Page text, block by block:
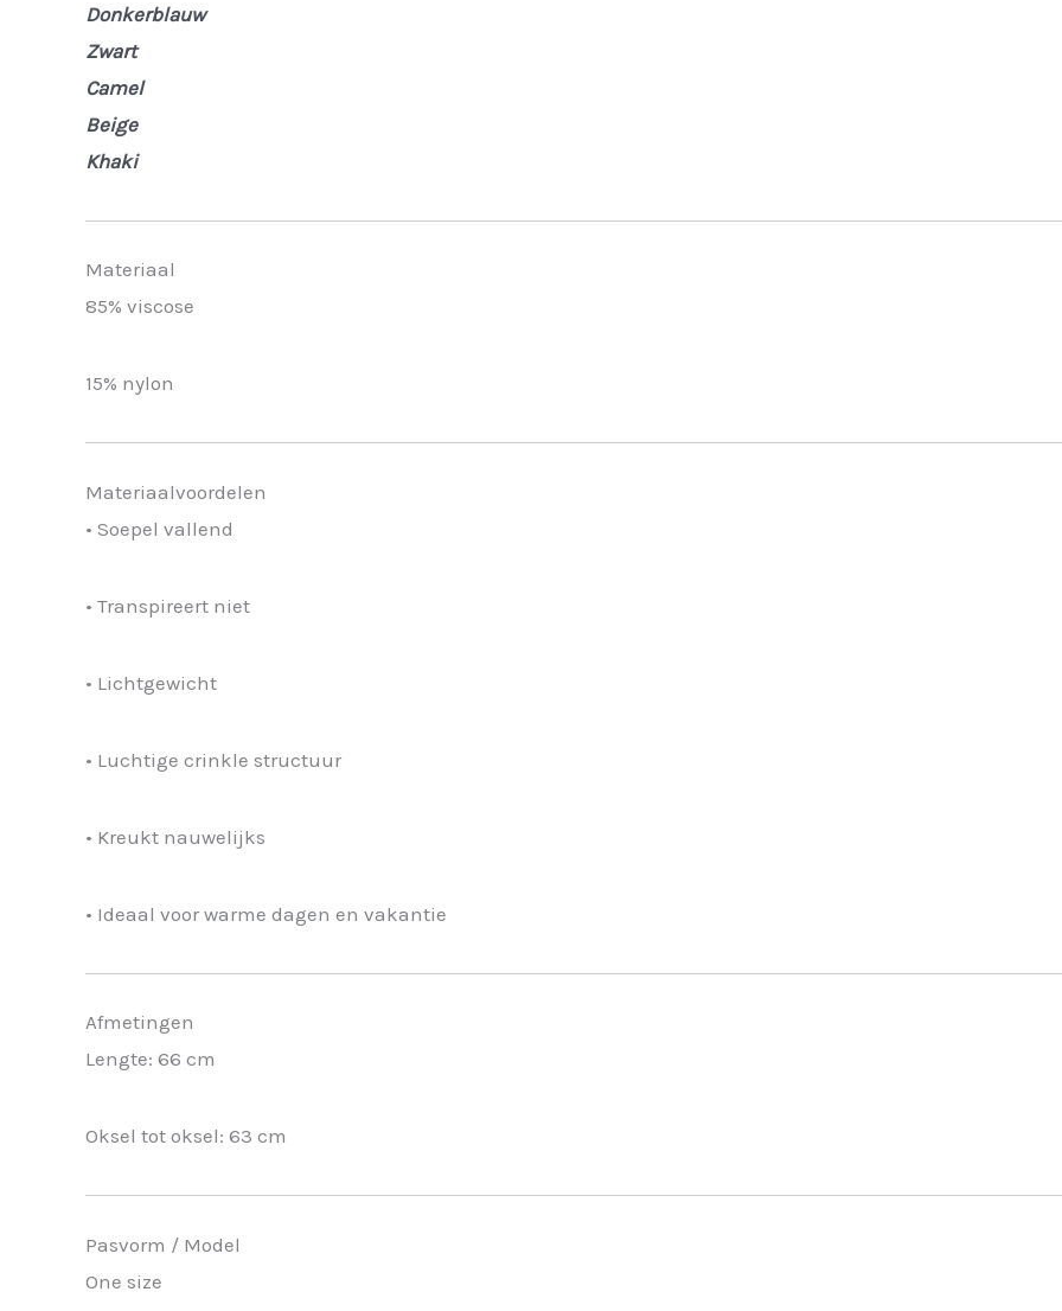
Donkerblauw
Zwart
Camel
Beige
Khaki
Materiaal
85% viscose
15% nylon
Materiaalvoordelen
• Soepel vallend
• Transpireert niet
• Lichtgewicht
• Luchtige crinkle structuur
• Kreukt nauwelijks
• Ideaal voor warme dagen en vakantie
Afmetingen
Lengte: 66 cm
Oksel tot oksel: 63 cm
Pasvorm / Model
One size